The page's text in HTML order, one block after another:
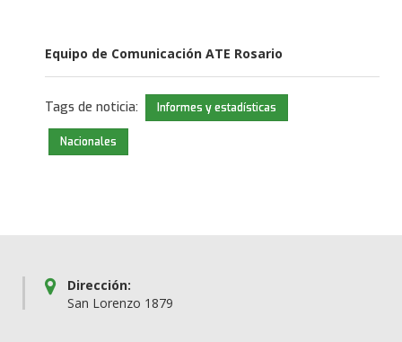
Equipo de Comunicación ATE Rosario
Tags de noticia: Informes y estadísticas
Nacionales
Dirección:
San Lorenzo 1879